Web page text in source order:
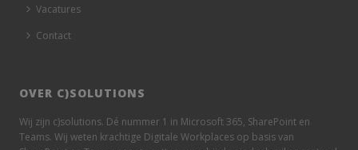
Vacatures
Contact
OVER C)SOLUTIONS
Wij zijn c)solutions. Dé nummer 1 in Microsoft 365, SharePoint en
Teams. Wij weten krachtige Digitale Workplaces op basis van